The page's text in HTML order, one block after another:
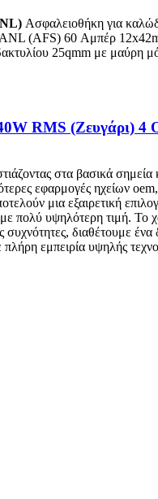
Ασφαλειοθήκη για
(AFS) 60 Αμπέρ
25qmm με μαύρη
RMS (Ζευγάρι) 4
στα βασικά
εφαρμογές ηχείων
μια εξαιρετική
πολύ υψηλότερη τιμή.
συχνότητες, διαθέτουμε
πλήρη εμπειρία υψηλής